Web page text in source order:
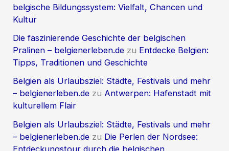
belgische Bildungssystem: Vielfalt, Chancen und
Kultur
Die faszinierende Geschichte der belgischen
Pralinen – belgienerleben.de zu Entdecke Belgien:
Tipps, Traditionen und Geschichte
Belgien als Urlaubsziel: Städte, Festivals und mehr
– belgienerleben.de zu Antwerpen: Hafenstadt mit
kulturellem Flair
Belgien als Urlaubsziel: Städte, Festivals und mehr
– belgienerleben.de zu Die Perlen der Nordsee:
Entdeckungstour durch die belgischen